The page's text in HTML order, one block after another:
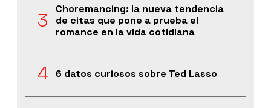
Choremancing: la nueva tendencia
de citas que pone a prueba el
romance en la vida cotidiana
6 datos curiosos sobre Ted Lasso